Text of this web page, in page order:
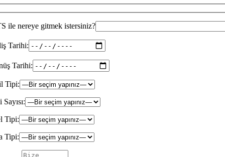
ile nereye gitmek istersiniz?
Tarihi:
Tarihi:
Tipi:
Tipi:
Tipi: